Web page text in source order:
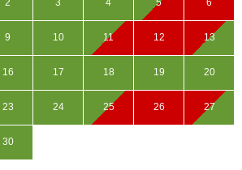
2 3 4 5 6
9 10 11 12 13
16 17 18 19 20
23 24 25 26 27
30